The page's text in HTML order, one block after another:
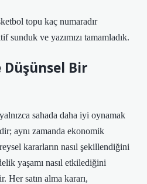
topu kaç numaradır
sunduk ve yazımızı tamamladık.
Düşünsel Bir
sahada daha iyi oynamak
aynı zamanda ekonomik
kararların nasıl şekillendiğini
yaşamı nasıl etkilediğini
Her satın alma kararı,